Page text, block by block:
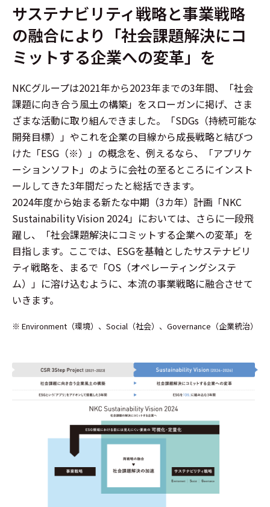
サステナビリティ戦略と事業戦略
の融合により 「社会課題解決にコ
ミットする企業への変革」を
NKCグループは2021年から2023年までの3年間、「社会
課題に向き合う風土の構築」をスローガンに掲げ、さま
ざまな活動に取り組んできました。「SDGs（持続可能な
開発目標）」やこれを企業の目線から成長戦略と結びつ
けた「ESG（※）」の概念を、例えるなら、「アプリケ
ーションソフト」のように会社の至るところにインスト
ールしてきた3年間だったと総括できます。
2024年度から始まる新たな中期（3カ年）計画「NKC
Sustainability Vision 2024」においては、さらに一段飛
躍し、「社会課題解決にコミットする企業への変革」を
目指します。ここでは、ESGを基軸としたサステナビリ
ティ戦略を、まるで「OS（オペレーティングシステ
ム）」に溶け込むように、本流の事業戦略に融合させて
いきます。
※ Environment（環境）、Social（社会）、Governance（企業統治）